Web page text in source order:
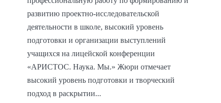
развитию проектно-исследовательской
деятельности в школе, высокий уровень
подготовки и организации выступлений
учащихся на лицейской конференции
«АРИСТОС. Наука. Мы.» Жюри отмечает
высокий уровень подготовки и творческий
подход в раскрытии...